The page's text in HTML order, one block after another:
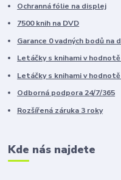
Ochranná fólie na displej
7500 knih na DVD
Garance 0 vadných bodů na
Letáčky s knihami v hodnotě
Letáčky s knihami v hodnotě
Odborná podpora 24/7/365
Rozšířená záruka 3 roky
Kde nás najdete